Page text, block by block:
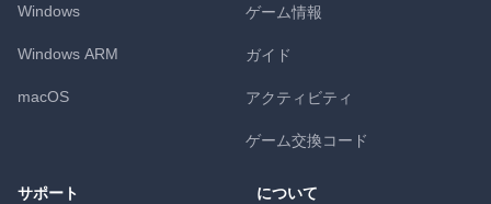
Windows
Windows ARM
macOS
ゲーム情報
ガイド
アクティビティ
ゲーム交換コード
サポート について